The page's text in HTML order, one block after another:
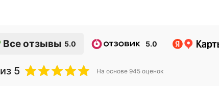
Все отзывы 5.0 5.0
из 5 На основе 945 оценок